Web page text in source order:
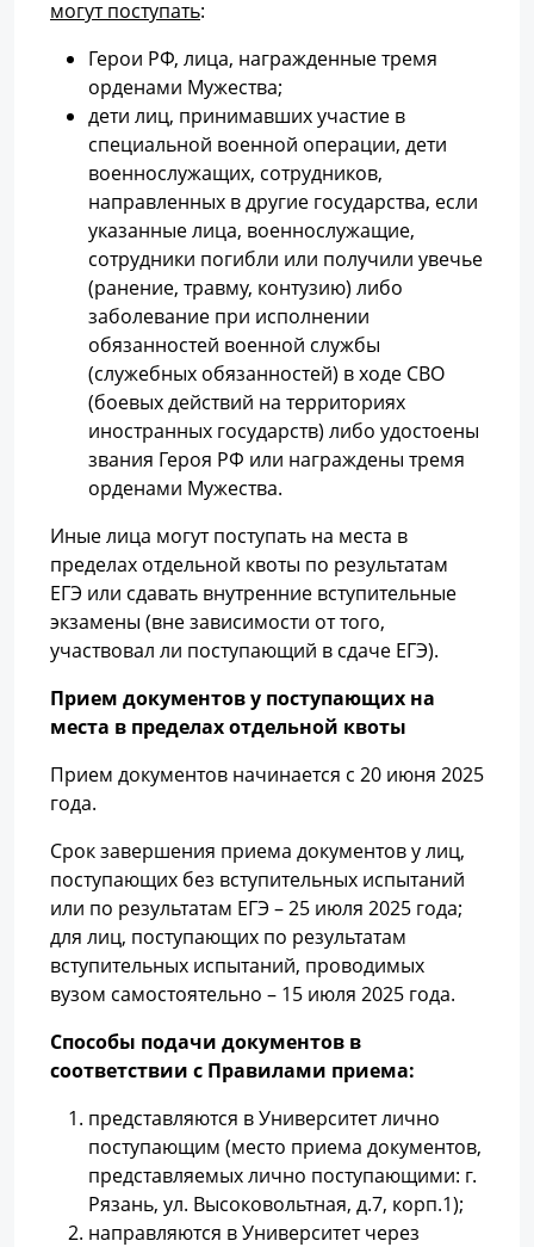
могут поступать:
Герои РФ, лица, награжденные тремя
орденами Мужества;
дети лиц, принимавших участие в
специальной военной операции, дети
военнослужащих, сотрудников,
направленных в другие государства, если
указанные лица, военнослужащие,
сотрудники погибли или получили увечье
(ранение, травму, контузию) либо
заболевание при исполнении
обязанностей военной службы
(служебных обязанностей) в ходе СВО
(боевых действий на территориях
иностранных государств) либо удостоены
звания Героя РФ или награждены тремя
орденами Мужества.
Иные лица могут поступать на места в
пределах отдельной квоты по результатам
ЕГЭ или сдавать внутренние вступительные
экзамены (вне зависимости от того,
участвовал ли поступающий в сдаче ЕГЭ).
Прием документов у поступающих на
места в пределах отдельной квоты
Прием документов начинается с 20 июня 2025
года.
Срок завершения приема документов у лиц,
поступающих без вступительных испытаний
или по результатам ЕГЭ – 25 июля 2025 года;
для лиц, поступающих по результатам
вступительных испытаний, проводимых
вузом самостоятельно – 15 июля 2025 года.
Способы подачи документов в
соответствии с Правилами приема:
представляются в Университет лично
поступающим (место приема документов,
представляемых лично поступающими: г.
Рязань, ул. Высоковольтная, д.7, корп.1);
направляются в Университет через